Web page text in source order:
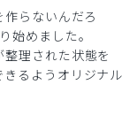
らないんだろ
始めました。
理された状態を
るようオリジナル